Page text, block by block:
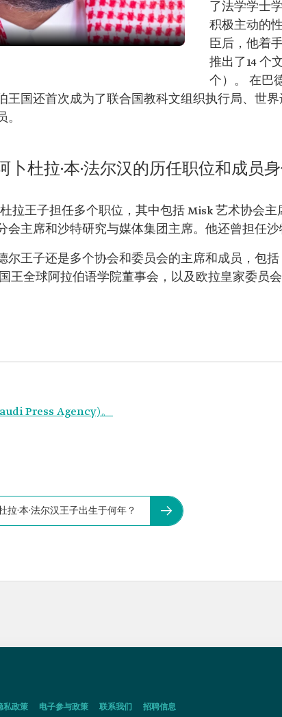
·
现任职位：文化部大臣。
任职时间：2018 年 6 月 2 日。
了法学学士
积极主动的
臣后，他着
推出了14 个
个）。 在巴
王国还首次成为了联合国教科文组织执行局、世
卜杜拉·本·法尔汉的历任职位和成员
杜拉王子担任多个职位，其中包括 Misk 艺术协会
会主席和沙特研究与媒体集团主席。他还曾担任沙
尔王子还是多个协会和委员会的主席和成员，包
王全球阿拉伯语学院董事会，以及欧拉皇家委员会
Press Agency)。
拉·本·法尔汉王子出生于何年？
私政策 电子参与政策 联系我们 招聘信息